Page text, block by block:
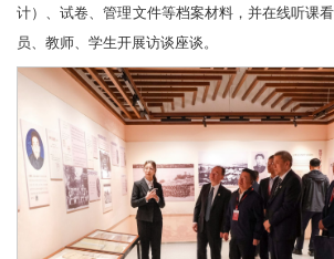
计）、试卷、管理文件等档案材料，并在线听课
员、教师、学生开展访谈座谈。